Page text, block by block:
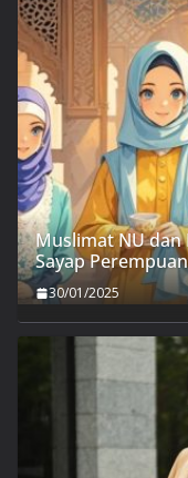
Muslimat NU dan
Sayap
30/01/2025